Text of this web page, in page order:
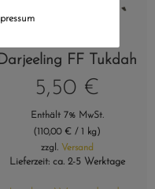
Darjeeling FF Tukdah
5,50 €
Enthält 7% MwSt.
( 110,00 € / 1 kg)
zzgl. Versand
Lieferzeit: ca. 2-5 Werktage